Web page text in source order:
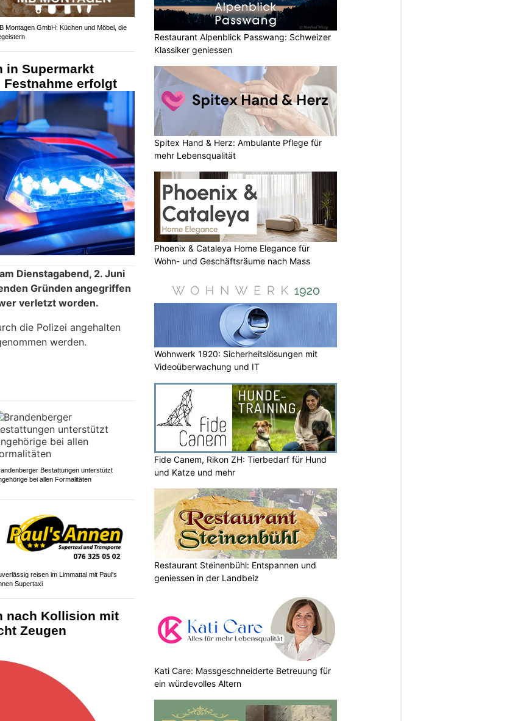
Montagen GmbH: Küchen und Möbel, die
in Supermarkt
erfolgt
Dienstagabend, 2. Juni
Gründen angegriffen
verletzt worden.
die Polizei angehalten
werden.
Bestattungen unterstützt
bei allen Formalitäten
reisen im Limmattal mit Paul's
Supertaxi
nach Kollision mit
Zeugen
Restaurant Alpenblick Passwang: Schweizer
Klassiker geniessen
Spitex Hand & Herz: Ambulante Pflege für
mehr Lebensqualität
Phoenix & Cataleya Home Elegance für
Wohn- und Geschäftsräume nach Mass
Wohnwerk 1920: Sicherheitslösungen mit
Videoüberwachung und IT
Fide Canem, Rikon ZH: Tierbedarf für Hund
und Katze und mehr
Restaurant Steinenbühl: Entspannen und
geniessen in der Landbeiz
Kati Care: Massgeschneiderte Betreuung für
ein würdevolles Altern